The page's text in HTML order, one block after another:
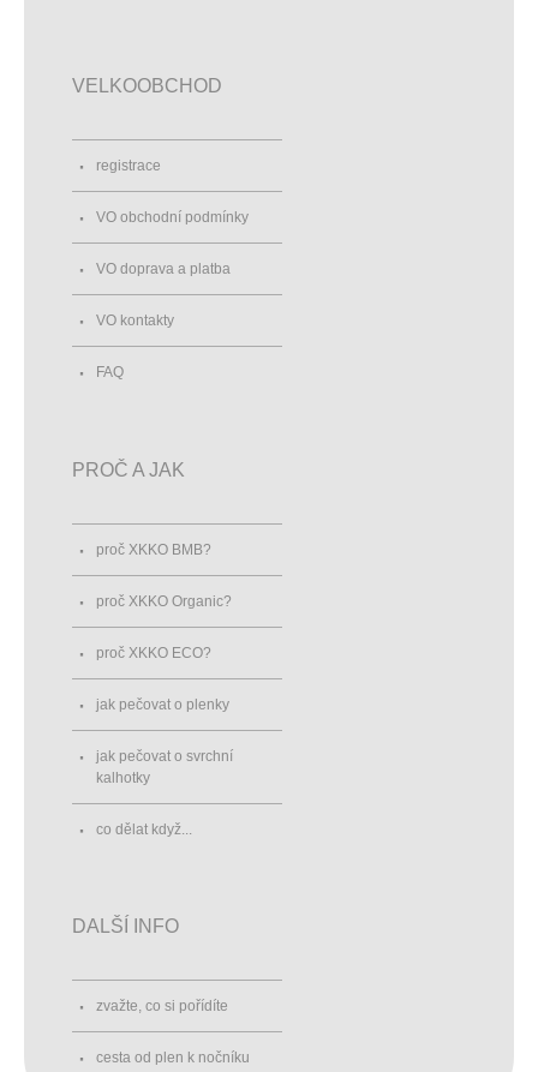
VELKOOBCHOD
registrace
VO obchodní podmínky
VO doprava a platba
VO kontakty
FAQ
PROČ A JAK
proč XKKO BMB?
proč XKKO Organic?
proč XKKO ECO?
jak pečovat o plenky
jak pečovat o svrchní
kalhotky
co dělat když...
DALŠÍ INFO
zvažte, co si pořídíte
cesta od plen k nočníku